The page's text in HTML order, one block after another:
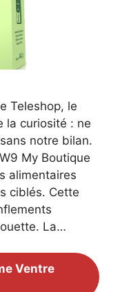
Teleshop, le
la curiosité : ne
notre bilan.
My Boutique
alimentaires
ciblés. Cette
La…
Ventre